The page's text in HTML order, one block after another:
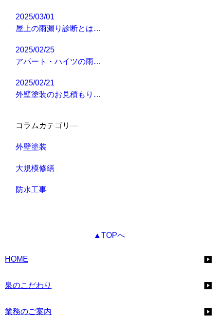
2025/03/01
屋上の雨漏り診断とは…
2025/02/25
アパート・ハイツの雨…
2025/02/21
外壁塗装のお見積もり…
コラムカテゴリ―
外壁塗装
大規模修繕
防水工事
▲TOPへ
HOME
泉のこだわり
業務のご案内